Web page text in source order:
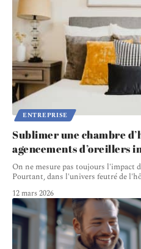
ENTREPRISE
Sublimer une chambre
agencements d’oreillers
On ne mesure pas toujours l'impact
Pourtant, dans l'univers feutré de
12 mars 2026